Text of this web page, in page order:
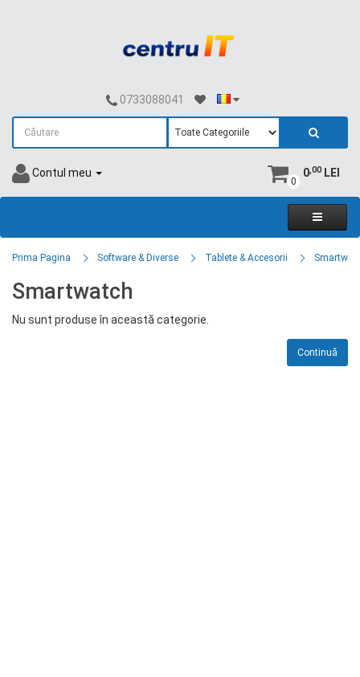
0733088041
Contul meu
0
0,00LEI
Prima Pagina Software & Diverse Tablete & Accesorii
Smartwatch
Nu sunt produse în această categorie.
Continuă